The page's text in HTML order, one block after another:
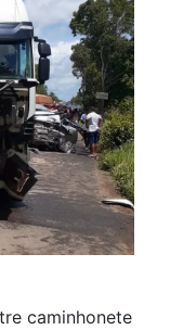
caminhonete